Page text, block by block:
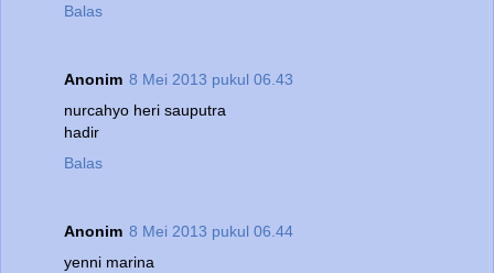
Balas
Anonim 8 Mei 2013 pukul 06.43
nurcahyo heri sauputra
hadir
Balas
Anonim 8 Mei 2013 pukul 06.44
yenni marina